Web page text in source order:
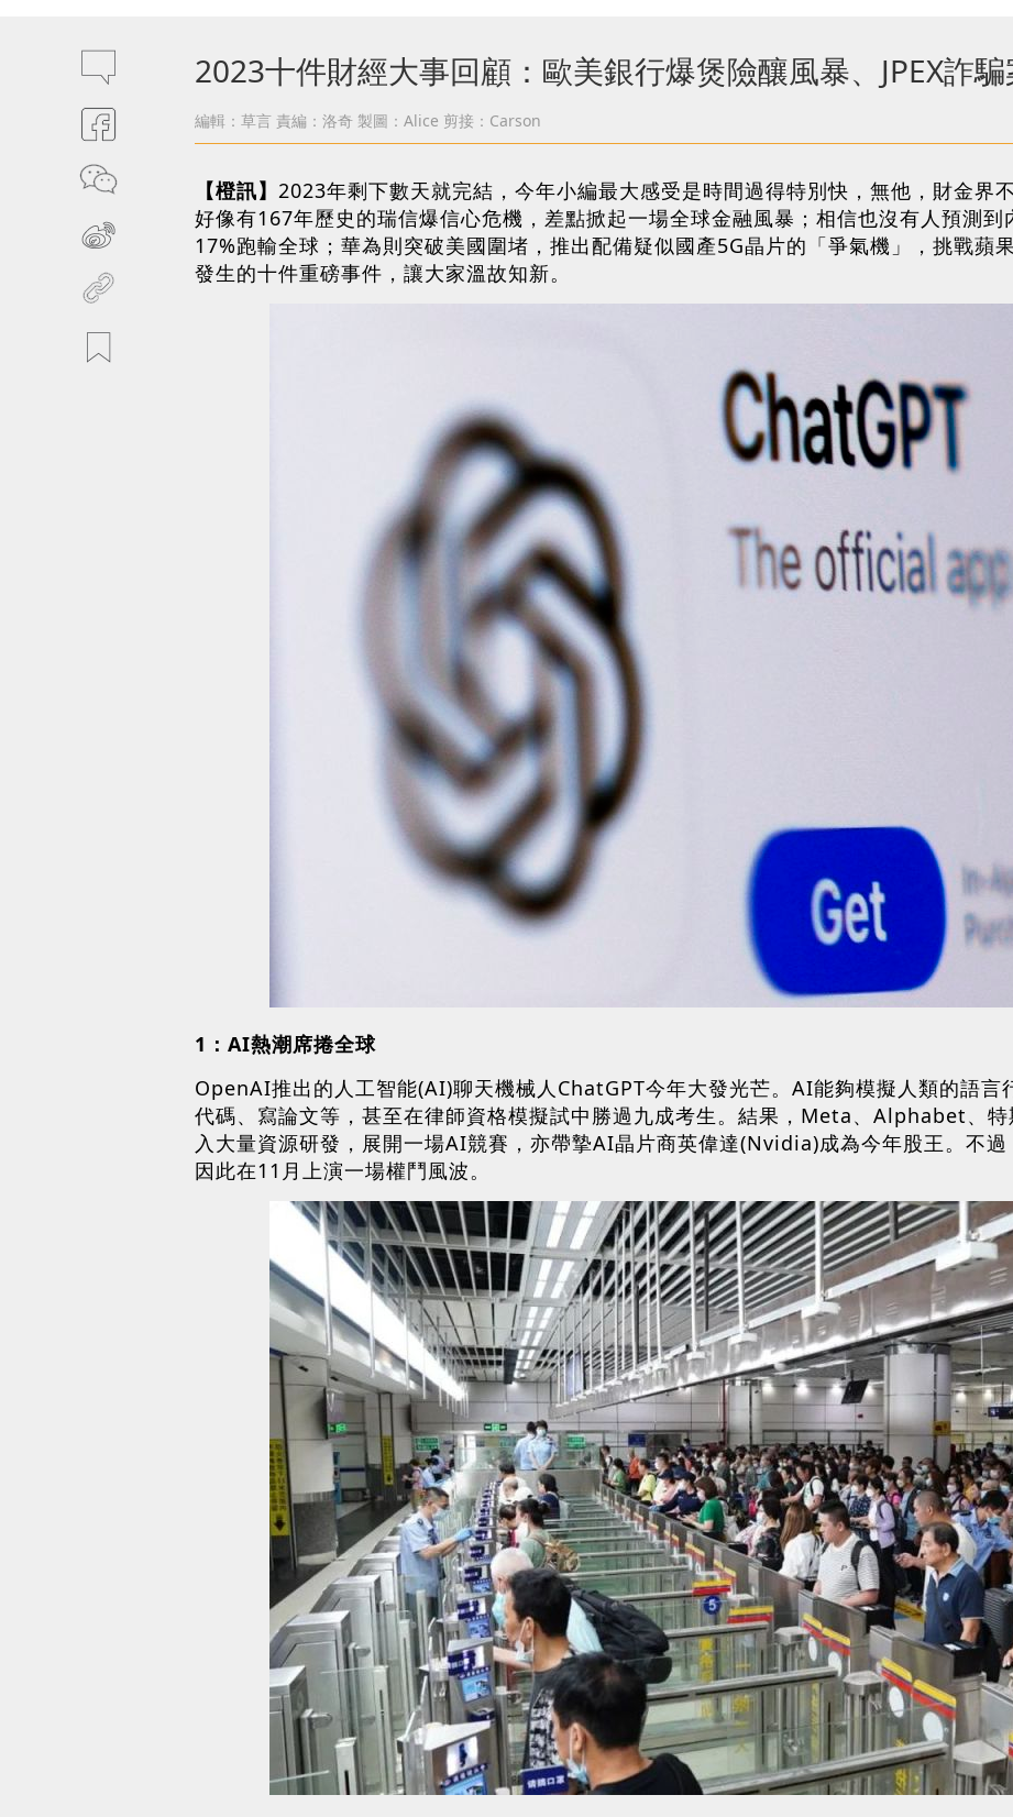
2023十件財經大事回顧：歐美銀行爆煲險釀風暴、JPEX詐
編輯：草言 責編：洛奇 製圖：Alice 剪接：Carson
【橙訊】 2023年剩下數天就完結，今年小編最大感受是時間過得特別快，無他，財金界
好像有167年歷史的瑞信爆信心危機，差點掀起一場全球金融風暴；相信也沒有人預測
17%跑輸全球；華為則突破美國圍堵，推出配備疑似國產5G晶片的「爭氣機」，挑戰蘋
發生的十件重磅事件，讓大家溫故知新。
1：AI熱潮席捲全球
OpenAI推出的人工智能(AI)聊天機械人ChatGPT今年大發光芒。AI能夠模擬人類的語言
代碼、寫論文等，甚至在律師資格模擬試中勝過九成考生。結果，Meta、Alphabet、
入大量資源研發，展開一場AI競賽，亦帶摯AI晶片商英偉達(Nvidia)成為今年股王。不
因此在11月上演一場權鬥風波。